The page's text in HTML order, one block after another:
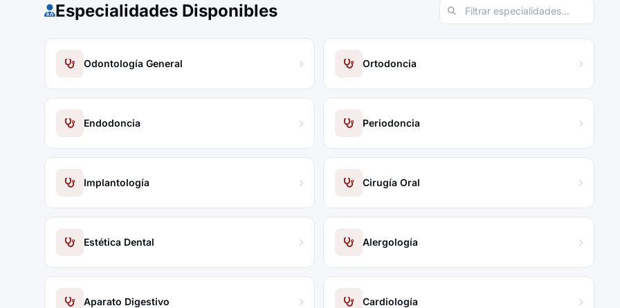
Especialidades Disponibles
Odontología General Ortodoncia
Endodoncia Periodoncia
Implantología Cirugía Oral
Estética Dental Alergología
Aparato Digestivo Cardiología